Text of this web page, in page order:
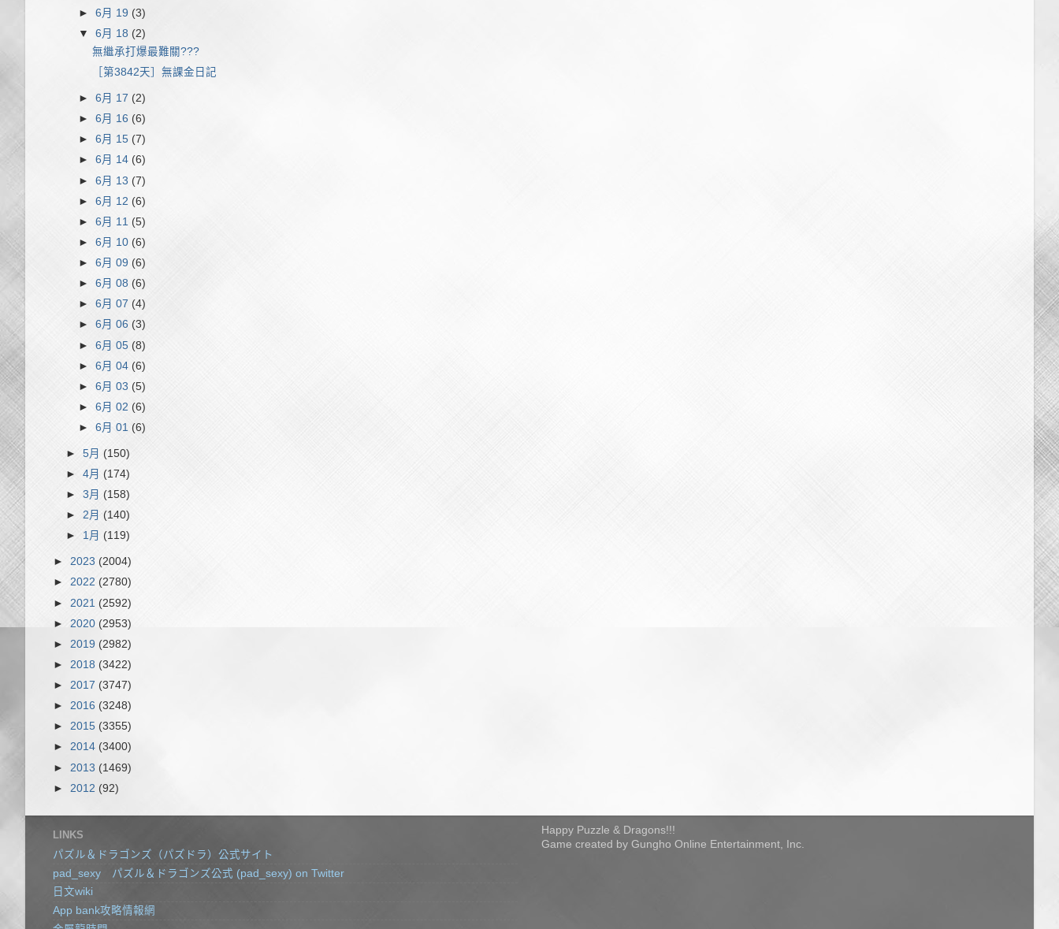
►6月 19 (3)
▼6月 18 (2)
無繼承打爆最難關???
［第3842天］無課金日記
►6月 17 (2)
►6月 16 (6)
►6月 15 (7)
►6月 14 (6)
►6月 13 (7)
►6月 12 (6)
►6月 11 (5)
►6月 10(6)
►6月 09 (6)
►6月 08(6)
►6月 07 (4)
►6月 06(3)
►6月 05(8)
►6月 04(6)
►6月 03(5)
►6月 02 (6)
►6月 01 (6)
►5月 (150)
►4月(174)
►3月(158)
►2月(140)
► 1月(119)
► 2023 (2004)
► 2022 (2780)
► 2021 (2592)
► 2020 (2953)
► 2019 (2982)
► 2018 (3422)
► 2017 (3747)
► 2016 (3248)
► 2015 (3355)
► 2014 (3400)
► 2013 (1469)
► 2012 (92)
LINKS
パズル＆ドラゴンズ（パズドラ）公式サイト
pad_sexy パズル＆ドラゴンズ公式 (pad_sexy) on Twitter
日文wiki
App bank攻略情報網
Happy Puzzle & Dragons!!!
Game created by Gungho Online Entertainment, Inc.